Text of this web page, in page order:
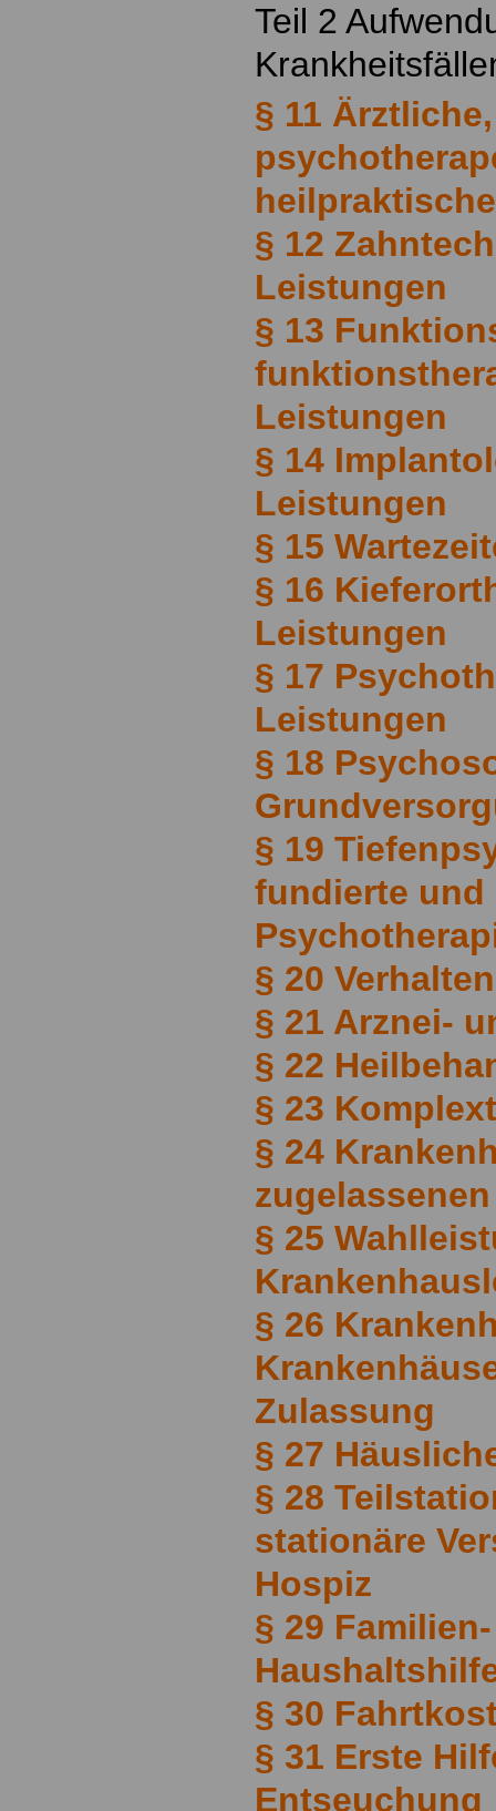
Teil 2
§ 11
§ 12
Leistungen
§ 13
Leistungen
§ 14
Leistungen
§ 15
§ 16
Leistungen
§ 17
Leistungen
§ 18
§ 19
fundierte und
§ 20
§ 21 Arznei-
§ 22
§ 23
§ 24
§ 25
§ 26
Zulassung
§ 27
§ 28
stationäre
Hospiz
§ 29
§ 30
§ 31 Erste
Entseuchung